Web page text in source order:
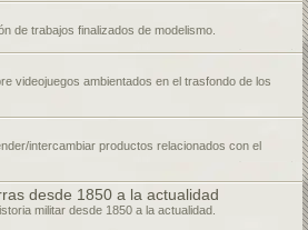
de trabajos finalizados de modelismo.
videojuegos ambientados en el trasfondo de los
intercambiar productos relacionados con el
desde 1850 a la actualidad
militar desde 1850 a la actualidad.